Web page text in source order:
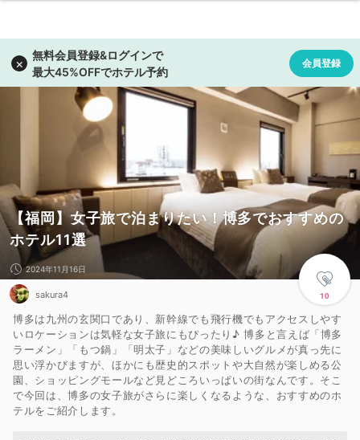
【福岡】女子旅で泊まりたい！博多でおすすめの
ホテル11選
10
2024年11月16日
sakura4
博多は九州の玄関口であり、新幹線でも飛行機でもアクセスしやす
いロケーションは気軽な女子旅にもぴったり♪ 博多と言えば「博多
ラーメン」「もつ鍋」「明太子」などの美味しいグルメが真っ先に
思い浮かびますが、ほかにも歴史的スポットや大自然が楽しめる公
園、ショッピングモールなど見どころいっぱいの街なんです。そこ
で今回は、博多の女子旅がさらに楽しくなるような、おすすめのホ
テルをご紹介します。